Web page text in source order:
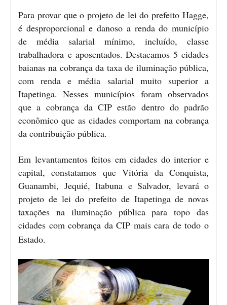
Para provar que o projeto de lei do prefeito Hagge,
é desproporcional e danoso a renda do município
de média salarial mínimo, incluído, classe
trabalhadora e aposentados. Destacamos 5 cidades
baianas na cobrança da taxa de iluminação pública,
com renda e média salarial muito superior a
Itapetinga. Nesses municípios foram observados
que a cobrança da CIP estão dentro do padrão
econômico que as cidades comportam na cobrança
da contribuição pública.
Em levantamentos feitos em cidades do interior e
capital, constatamos que Vitória da Conquista,
Guanambi, Jequié, Itabuna e Salvador, levará o
projeto de lei do prefeito de Itapetinga de novas
taxações na iluminação pública para topo das
cidades com cobrança da CIP mais cara de todo o
Estado.